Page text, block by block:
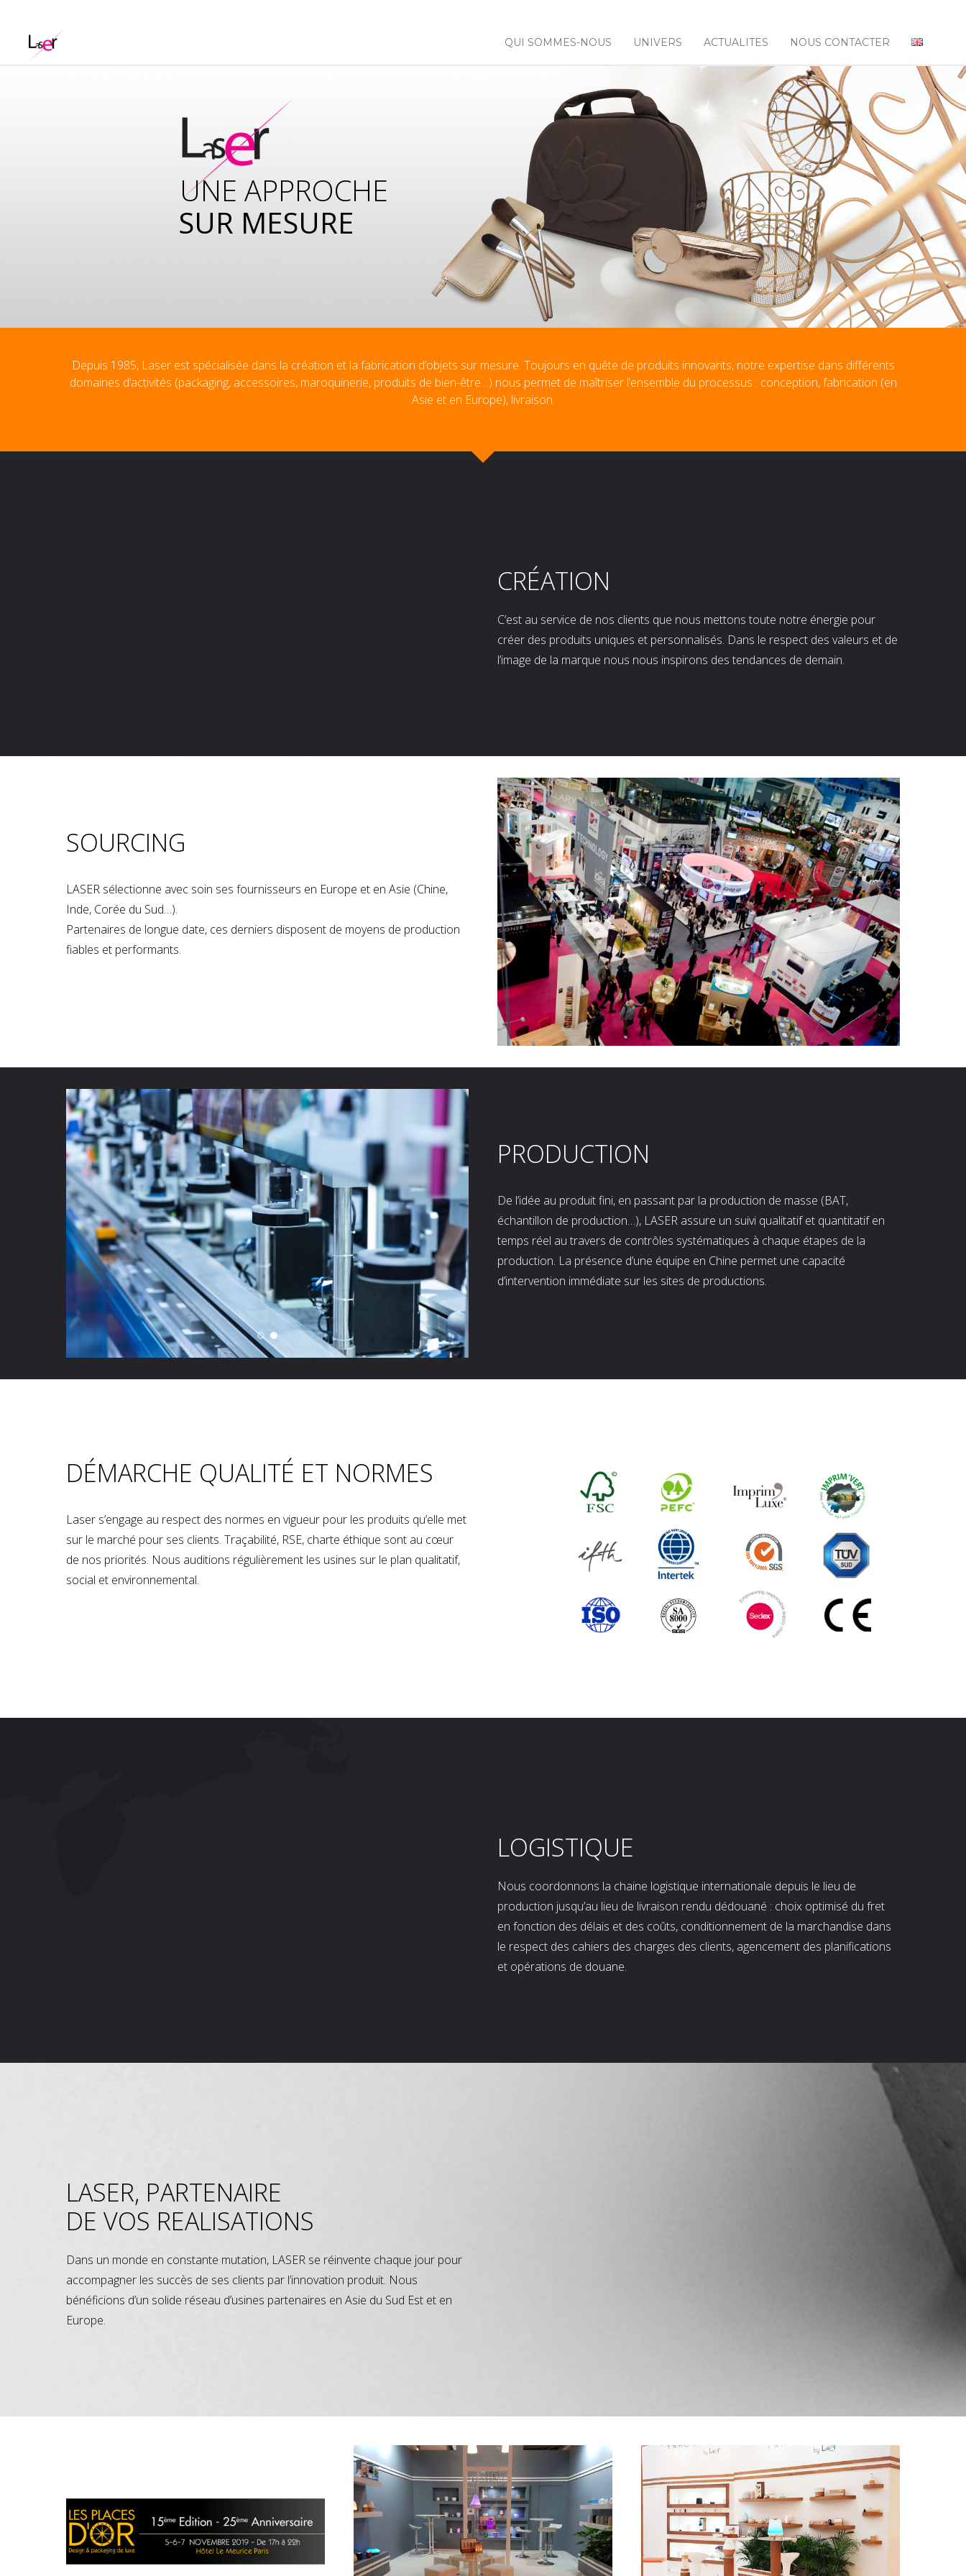
QUI SOMMES-NOUS UNIVERS ACTUALITES NOUS CONTACTER
SUR MESURE
UNE APPROCHE
Depuis 1985, Laser est spécialisée dans la création et la fabrication d’objets sur mesure. Toujours en quête de produits innovants, notre expertise dans différents
domaines d’activités (packaging, accessoires, maroquinerie, produits de bien-être…) nous permet de maîtriser l’ensemble du processus : conception, fabrication (en
Asie et en Europe), livraison.
CRÉATION
C’est au service de nos clients que nous mettons toute notre énergie pour
créer des produits uniques et personnalisés. Dans le respect des valeurs et de
l’image de la marque nous nous inspirons des tendances de demain.
SOURCING
LASER sélectionne avec soin ses fournisseurs en Europe et en Asie (Chine,
Inde, Corée du Sud…).
Partenaires de longue date, ces derniers disposent de moyens de production
fiables et performants.
PRODUCTION
De l’idée au produit fini, en passant par la production de masse (BAT,
échantillon de production…), LASER assure un suivi qualitatif et quantitatif en
temps réel au travers de contrôles systématiques à chaque étapes de la
production. La présence d’une équipe en Chine permet une capacité
d’intervention immédiate sur les sites de productions.
DÉMARCHE QUALITÉ ET NORMES
Laser s’engage au respect des normes en vigueur pour les produits qu’elle met
sur le marché pour ses clients. Traçabilité, RSE, charte éthique sont au cœur
de nos priorités. Nous auditions régulièrement les usines sur le plan qualitatif,
social et environnemental.
LOGISTIQUE
Nous coordonnons la chaine logistique internationale depuis le lieu de
production jusqu’au lieu de livraison rendu dédouané : choix optimisé du fret
en fonction des délais et des coûts, conditionnement de la marchandise dans
le respect des cahiers des charges des clients, agencement des planifications
et opérations de douane.
LASER, PARTENAIRE
DE VOS REALISATIONS
Dans un monde en constante mutation, LASER se réinvente chaque jour pour
accompagner les succès de ses clients par l’innovation produit. Nous
bénéficions d’un solide réseau d’usines partenaires en Asie du Sud Est et en
Europe.